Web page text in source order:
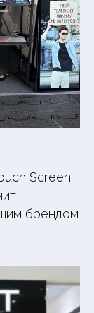
Screen
брендом